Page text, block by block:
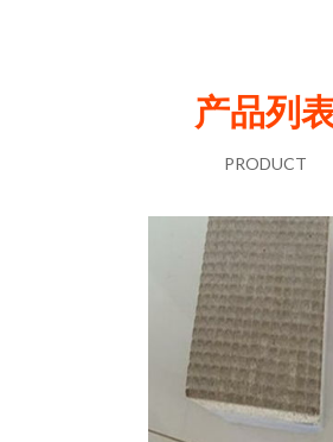
产品列
PRODUCT